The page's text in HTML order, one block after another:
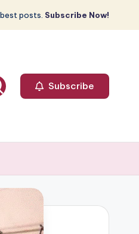
posts. Subscribe Now!
Subscribe